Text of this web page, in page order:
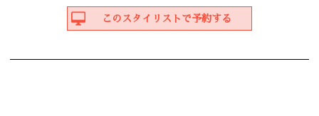
このスタイリストで予約する